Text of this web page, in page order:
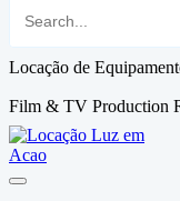
Locação de
Film & TV Production